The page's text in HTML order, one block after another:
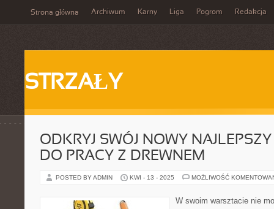
Strona główna Archiwum Karny Liga Pogrom Redakcja
STRZAŁY
ODKRYJ SWÓJ NOWY
DO PRACY Z DREWNEM
POSTED BY ADMIN KWI - 13 - 2025 MOŻLIWOŚĆ
W swoim warsztacie nie